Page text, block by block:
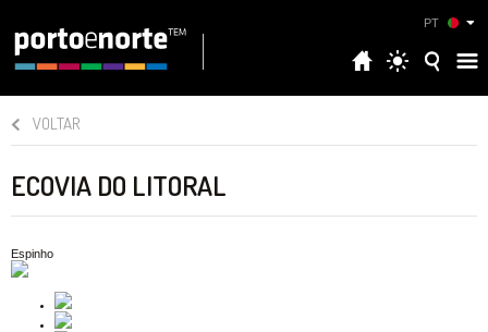
PT
VOLTAR
ECOVIA DO LITORAL
Espinho